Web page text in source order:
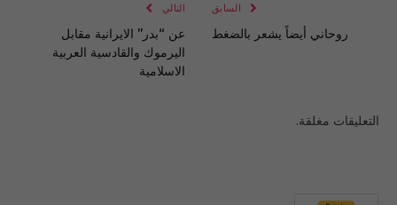
السابق
روحاني أيضاً يشعر بالضغط
التالي
عن “بدر” الايرانية مقابل
اليرموك والقادسية العربية
الاسلامية
التعليقات مغلقة.